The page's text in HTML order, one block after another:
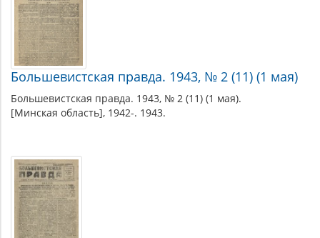
Большевистская правда. 1943, № 2 (11) (1 мая)
Большевистская правда. 1943, № 2 (11) (1 мая).
[Минская область], 1942-. 1943.